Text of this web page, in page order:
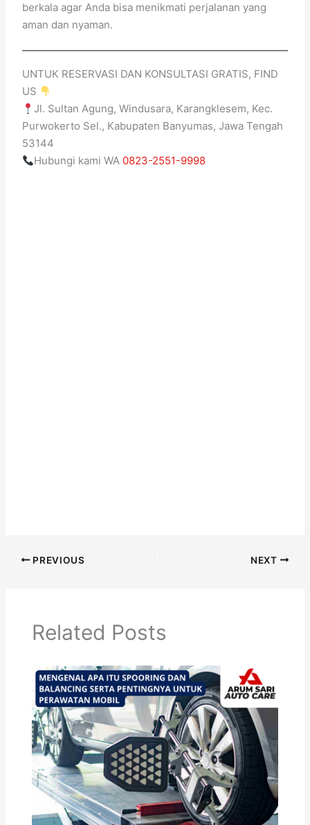
berkala agar Anda bisa menikmati perjalanan yang
aman dan nyaman.
UNTUK RESERVASI DAN KONSULTASI GRATIS, FIND
US
Jl. Sultan Agung, Windusara, Karangklesem, Kec.
Purwokerto Sel., Kabupaten Banyumas, Jawa Tengah
53144
Hubungi kami WA 0823-2551-9998
PREVIOUS NEXT
Related Posts